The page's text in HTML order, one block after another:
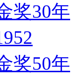
奖30年
奖50年